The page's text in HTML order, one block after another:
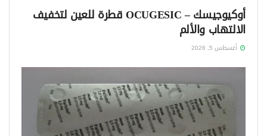
أوكيوجيسك – OCUGESIC قطرة للعين لتخفيف
الالتهاب والألم
أغسطس 5, 2026